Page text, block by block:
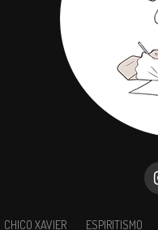
CHICO XAVIER ESPIRITISMO